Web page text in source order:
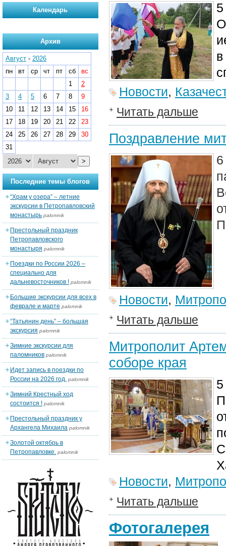
Новости,
Читать дальше
Поздравление​
Новости,
Читать дальше
Митрополит
соборе края
Новости,
Читать дальше
Фотогалерея
Календарь
Архив
Август - 2026
пн
вт ср чт пт сб
вс
1
2
3
4 5 6 7 8
9
10
11 12 13 14 15
16
17
18 19 20 21 22
23
24
25 26 27 28 29
30
31
>
Последние темы блогов
“Храм у озера” – летние
экскурсии в Петропавловский
монастырь palomnik
Престольный праздник
Петропавловского
монастыря palomnik
Поездки по России 2026 –
специально для
дальневосточников ! palomnik
Большие экскурсии для всех в
феврале и марте palomnik
“Татьянин день” – большая
экскурсия palomnik
Зимние экскурсии для
паломников palomnik
Идет запись в поездки по
России на 2026 год. palomnik
Зимний Крестный ход
состоится ! palomnik
Престольный праздник у
Архангела Михаила palomnik
Золотой октябрь в
Петропавловке. palomnik